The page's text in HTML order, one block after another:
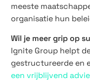
meeste
organisatie hun
Wil je meer grip op
Ignite Group helpt
gestructureerde en
een vrijblijvend